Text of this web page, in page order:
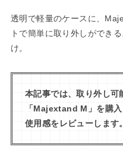
透明で軽量のケースに、
トで簡単に取り外しができ
け。
本記事では、取り外し可
「Majextand M」を購
使用感をレビューします。